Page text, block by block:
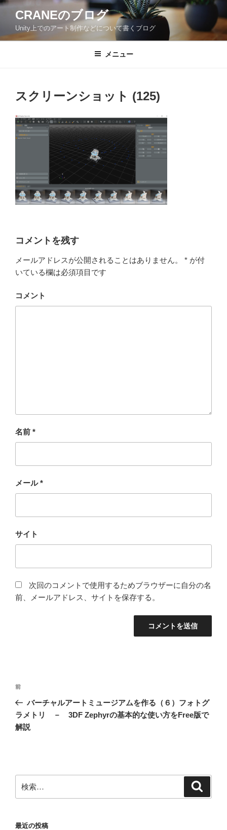
コ
ン
CRANEのブログ
Unity上でのアート制作などについて書くブログ
メニュー
スクリーンショット (125)
コメントを残す
メールアドレスが公開されることはありません。 * が付
いている欄は必須項目です
コメント
名前 *
メール*
サイト
次回のコメントで使用するためブラウザーに自分の名
前、メールアドレス、サイトを保存する。
投
ナ
ビ
ョ
ン
前
の
投
稿
前
バーチャルアートミュージアムを作る（６）フォトグ
ラメトリ － 3DF Zephyrの基本的な使い方をFree版で
解説
索:
最近の投稿